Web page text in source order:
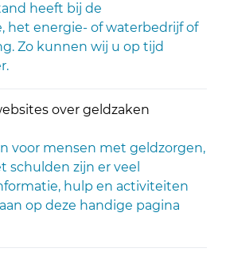
heeft bij de
het energie- of waterbedrijf of
Zo kunnen wij u op tijd
over geldzaken
link)
voor mensen met geldzorgen,
schulden zijn er veel
hulp en activiteiten
op deze handige pagina